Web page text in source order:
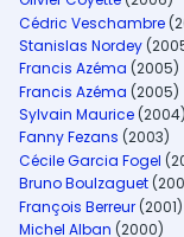
Cédric Veschambre
Stanislas Nordey
Francis Azéma (2005)
Francis Azéma (2005)
Sylvain Maurice (2004)
Fanny Fezans (2003)
Cécile Garcia Fogel
Bruno Boulzaguet
François Berreur (2001)
Michel Alban (2000)